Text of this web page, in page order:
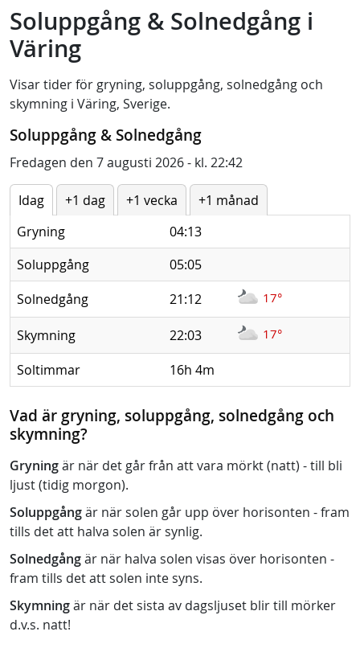
Soluppgång & Solnedgång i
Väring
Visar tider för gryning, soluppgång, solnedgång och
skymning i Väring, Sverige.
Soluppgång & Solnedgång
Fredagen den 7 augusti 2026 - kl. 22:42
Idag +1 dag +1 vecka
+1 månad
Gryning
04:13
Soluppgång
05:05
Solnedgång
21:12 17°
Skymning 22:03 17°
Soltimmar 16h 4m
Vad är gryning, soluppgång, solnedgång och
skymning?
Gryningär när det går från att vara mörkt (natt) - till bli
ljust (tidig morgon).
Soluppgångär när solen går upp över horisonten - fram
tills det att halva solen är synlig.
Solnedgångär när halva solen visas över horisonten -
fram tills det att solen inte syns.
Skymningär när det sista av dagsljuset blir till mörker
d.v.s. natt!